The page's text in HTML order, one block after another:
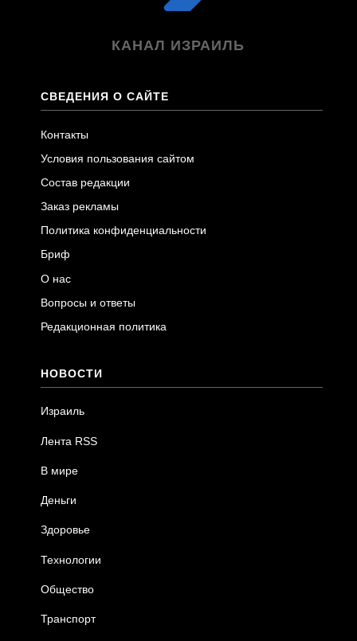
КАНАЛ ИЗРАИЛЬ
СВЕДЕНИЯ О САЙТЕ
Контакты
Условия пользования сайтом
Состав редакции
Заказ рекламы
Политика конфиденциальности
Бриф
О нас
Вопросы и ответы
Редакционная политика
НОВОСТИ
Израиль
Лента RSS
В мире
Деньги
Здоровье
Технологии
Общество
Транспорт